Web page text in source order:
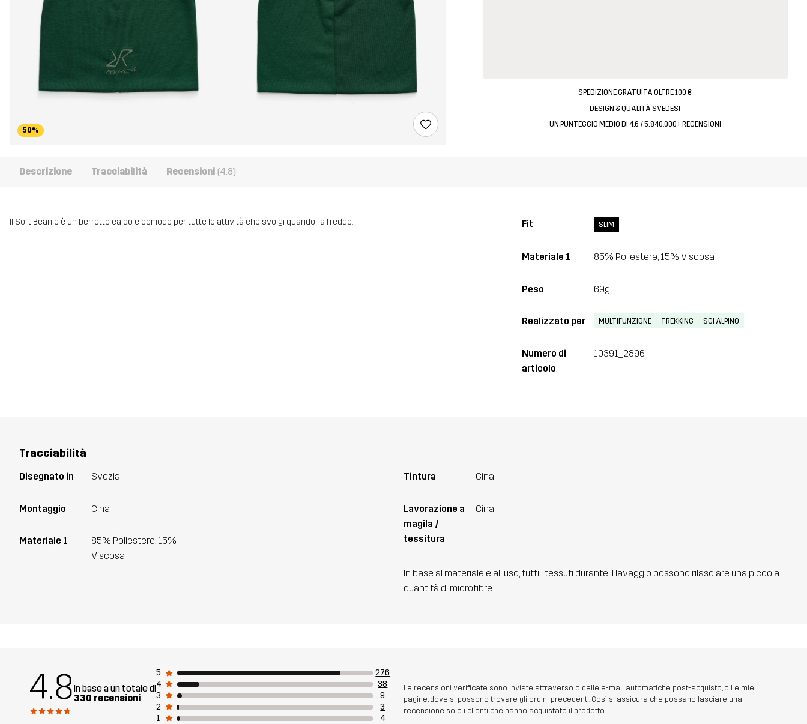
50%
SPEDIZIONE GRATUITA OLTRE 100 €
DESIGN & QUALITÀ SVEDESI
UN PUNTEGGIO MEDIO DI 4,6 / 5, 840.000+ RECENSIONI
Descrizione Tracciabilità Recensioni (4.8)
Il Soft Beanie è un berretto caldo e comodo per tutte le attività che svolgi quando fa freddo. Fit SLIM
Materiale 1 85% Poliestere, 15% Viscosa
Peso 69g
Realizzato per MULTIFUNZIONE TREKKING SCI ALPINO
Numero di
articolo
10391_2896
Tracciabilità
Disegnato in Svezia
Montaggio Cina
Materiale 1
85% Poliestere, 15%
Viscosa
Tintura Cina
Lavorazione a
magila /
tessitura
Cina
In base al materiale e all'uso, tutti i tessuti durante il lavaggio possono rilasciare una piccola
quantità di microfibre.
4.8In base a un totale di
330 recensioni
5
276
4
38
3
9
2
3
1
4
Le recensioni verificate sono inviate attraverso o delle e-mail automatiche post-acquisto, o Le mie
pagine, dove si possono trovare gli ordini precedenti. Così si assicura che possano lasciare una
recensione solo i clienti che hanno acquistato il prodotto.